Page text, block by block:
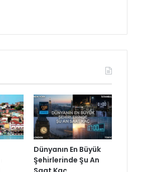
Dünyanın En Büyük
Şehirlerinde Şu An